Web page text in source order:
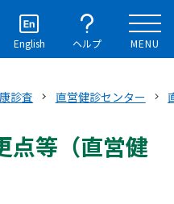
English ヘルプ MENU
診査 直営健診センター
点等（直営健